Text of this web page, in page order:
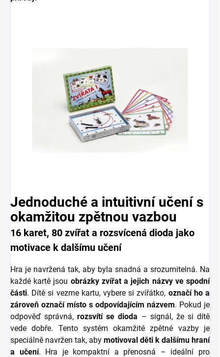
Jednoduché a intuitivní učení s
okamžitou zpětnou vazbou
16 karet, 80 zvířat a rozsvícená dioda jako
motivace k dalšímu učení
Hra je navržená tak, aby byla snadná a srozumitelná. Na
každé kartě jsou obrázky zvířat a jejich názvy ve spodní
části. Dítě si vezme kartu, vybere si zvířátko, označí ho a
zároveň označí místo s odpovídajícím názvem. Pokud je
odpověď správná,rozsvítí se dioda – signál, že si dítě
vede dobře. Tento systém okamžité zpětné vazby je
speciálně navržen tak, aby motivoval děti k dalšímu hraní
a učení. Hra je kompaktní a přenosná – ideální pro